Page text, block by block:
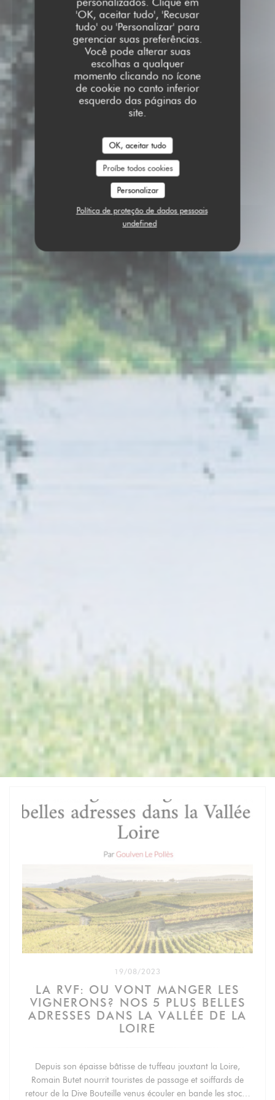
'OK, aceitar tudo', 'Recusar
tudo' ou 'Personalizar' para
gerenciar suas preferências.
Você pode alterar suas
escolhas a qualquer
momento clicando no ícone
de cookie no canto inferior
esquerdo das páginas do
site.
OK, aceitar tudo
Proíbe todos cookies
Personalizar
Política de proteção de dados pessoais
undefined
19/08/2023
LA RVF: OU VONT MANGER LES
VIGNERONS? NOS 5 PLUS BELLES
ADRESSES DANS LA VALLÉE DE LA
LOIRE
Depuis son épaisse bâtisse de tuffeau jouxtant la Loire,
Romain Butet nourrit touristes de passage et soiffards de
retour de la Dive Bouteille venus écouler en bande les stocks